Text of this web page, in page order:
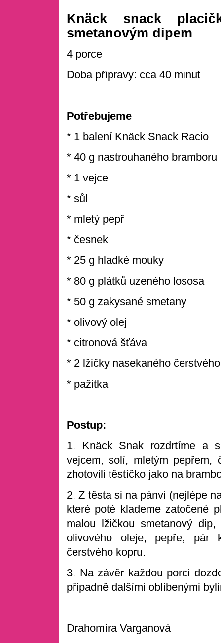
Knäck snack
smetanovým dipem
4 porce
Doba přípravy: cca 40 minut
Potřebujeme
* 1 balení Knäck Snack Racio
* 40 g nastrouhaného bramboru
* 1 vejce
* sůl
* mletý pepř
* česnek
* 25 g hladké mouky
* 80 g plátků uzeného lososa
* 50 g zakysané smetany
* olivový olej
* citronová šťáva
* 2 lžičky nasekaného
* pažitka
Postup:
1. Knäck Snak rozdrtíme a
vejcem, solí, mletým pepřem,
zhotovili těstíčko jako na
2. Z těsta si na pánvi (nejlépe
které poté klademe zatočené
malou lžičkou smetanový
olivového oleje, pepře, pár
čerstvého kopru.
3. Na závěr každou porci
případně dalšími oblíbenými
Drahomíra Varganová